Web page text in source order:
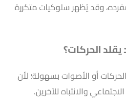
وقد يُظهر سلوكيات متكررة
الحركات؟
أو الأصوات بسهولة؛ لأن
والانتباه للآخرين.